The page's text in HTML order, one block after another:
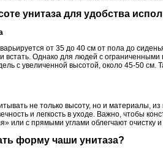
унитаза для удобства
от 35 до 40 см от пола до
встать. Однако для людей с
с увеличенной высотой, около 45-50 см.
не только высоту, но и материалы,
и легкость в уходе. Важно, чтобы
или с прямыми углами облегчают очистку
форму чаши унитаза?